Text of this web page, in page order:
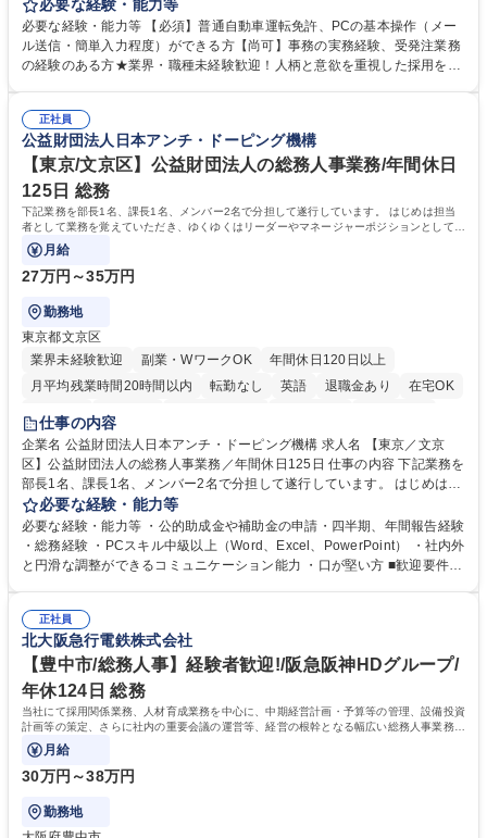
いたします。注文対応やWebデータの出力、各所への発注・加工依頼のほ
か、電話・メール対応等の事務業務を担当します。 ■受注・発注業務：FA
Xによる注文対応、Web発注データのプリントアウト、各仕入先・協力会
社への発注および加工依頼等 ■納品書・請求書の作成および発送手配 ■商
当社の指定する業務 募集職種 東京都品川区【営業アシスタント】未経験O
K◆受発注・事務◆年間休日130日
必要な経験・能力等
必要な経験・能力等 【必須】普通自動車運転免許、PCの基本操作（メー
ル送信・簡単入力程度）ができる方【尚可】事務の実務経験、受発注業務
の経験のある方★業界・職種未経験歓迎！人柄と意欲を重視した採用を行
変化に臨機応変かつ柔軟に対応できる方、約束を守り正確に作業を進めら
れる方を求めています。高度なPCスキルや関数知識は一切不要です。丁
寧な指導体制が整っているため、安心してお仕事をスタートしていただけ
ます。 学歴・資格 学歴：大学院 大学 高専 短大 専修学校 高校 語学力：
資格：
正社員
公益財団法人日本アンチ・ドーピング機構
【東京/文京区】公益財団法人の総務人事業務/年間休日
125日 総務
下記業務を部長1名、課長1名、メンバー2名で分担して遂行しています。 はじめは担当
者として業務を覚えていただき、ゆくゆくはリーダーやマネージャーポジションとして活
躍いただくことを期待しています。
月給
27万円～35万円
勤務地
東京都文京区
業界未経験歓迎
副業・WワークOK
年間休日120日以上
月平均残業時間20時間以内
転勤なし 英語 退職金あり
在宅OK
賞与あり
育休あり
食事補助あり
仕事の内容
企業名 公益財団法人日本アンチ・ドーピング機構 求人名 【東京／文京
区】公益財団法人の総務人事業務／年間休日125日 仕事の内容 下記業務を
部長1名、課長1名、メンバー2名で分担して遂行しています。 はじめは担
当者として業務を覚えていただき、ゆくゆくはリーダーやマネージャーポ
ジションとして活躍いただくことを期待しています。 【総務・人事グルー
プの業務内容】 ・人事制度関連 ・採用活動 ・教育研修の企画、実行 ・勤
怠管理 ・官公庁への各種提出 ・法定の会議運営（評議員会、理事会） ・
管理 ・福利厚生関連 ・職員からの問合せ、相談対応 ・その他日常の総務
業務全般 募集職種 【東京／文京区】公益財団法人の総務人事業務／年間
休日125日
必要な経験・能力等
必要な経験・能力等 ・公的助成金や補助金の申請・四半期、年間報告経験
・総務経験 ・PCスキル中級以上（Word、Excel、PowerPoint） ・社内外
と円滑な調整ができるコミュニケーション能力 ・口が堅い方 ■歓迎要件
正社員
北大阪急行電鉄株式会社
【豊中市/総務人事】経験者歓迎!/阪急阪神HDグループ/
年休124日 総務
当社にて採用関係業務、人材育成業務を中心に、中期経営計画・予算等の管理、設備投資
計画等の策定、さらに社内の重要会議の運営等、経営の根幹となる幅広い総務人事業務全
般を担当していただきます。
月給
30万円～38万円
勤務地